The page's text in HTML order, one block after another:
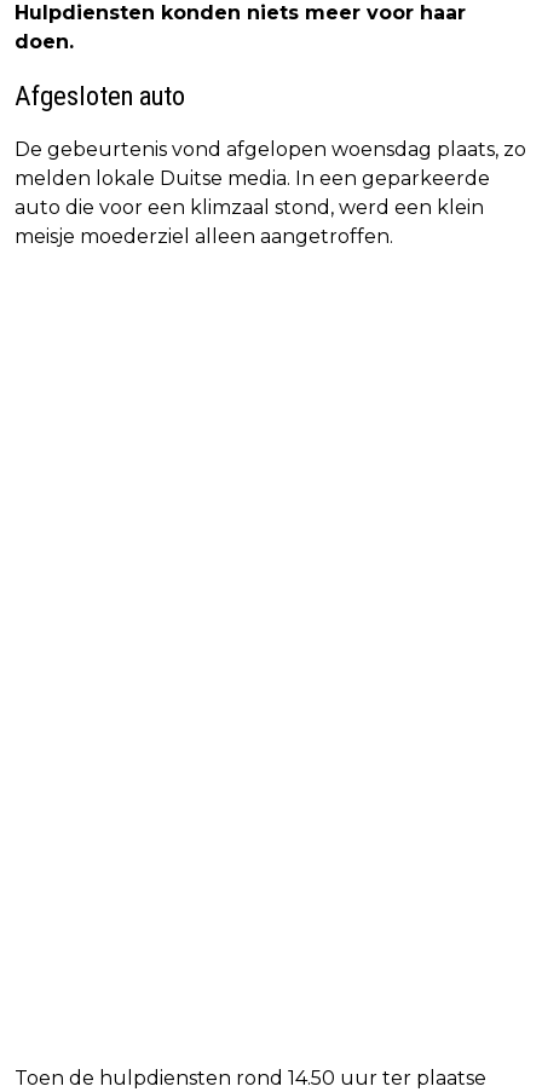
Hulpdiensten konden niets meer voor haar
doen.
Afgesloten auto
De gebeurtenis vond afgelopen woensdag plaats, zo
melden lokale Duitse media. In een geparkeerde
auto die voor een klimzaal stond, werd een klein
meisje moederziel alleen aangetroffen.
Toen de hulpdiensten rond 14.50 uur ter plaatse